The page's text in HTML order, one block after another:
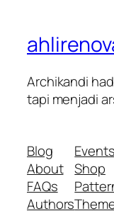
Archikandi
tapi menjadi
Blog
About
FAQs
Authors
Events
Shop